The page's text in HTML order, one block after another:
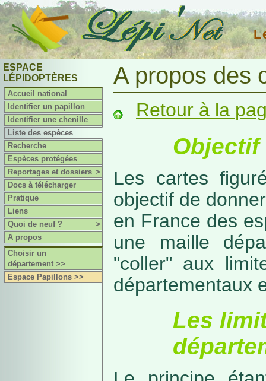
ESPACE
LÉPIDOPTÈRES
Accueil national
Identifier un papillon
Identifier une chenille
Liste des espèces
Recherche
Espèces protégées
Reportages et dossiers >
Docs à télécharger
Pratique
Liens
Quoi de neuf ?
>
A propos
Choisir un
département >>
Espace Papillons >>
A propos des
Retour à la
Objectif
Les cartes
objectif de
en France des
une maille
"coller" aux
départementaux
Les